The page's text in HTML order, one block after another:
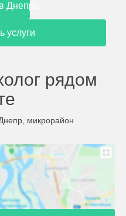
Днепре
услуги
рядом
микрорайон